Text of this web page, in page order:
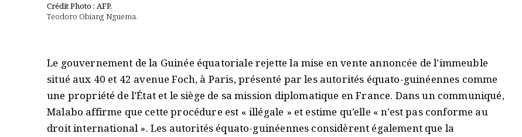
Crédit Photo : AFP.
Teodoro Obiang Nguema.
Le gouvernement de la Guinée équatoriale rejette la mise en vente annoncée de l’immeuble
situé aux 40 et 42 avenue Foch, à Paris, présenté par les autorités équato-guinéennes comme
une propriété de l’État et le siège de sa mission diplomatique en France. Dans un communiqué,
Malabo affirme que cette procédure est « illégale » et estime qu’elle « n’est pas conforme au
droit international ». Les autorités équato-guinéennes considèrent également que la